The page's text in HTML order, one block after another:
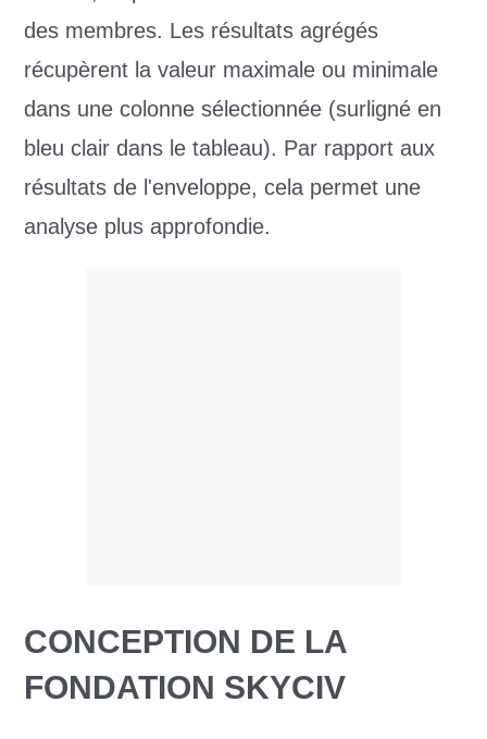
des membres. Les résultats agrégés
récupèrent la valeur maximale ou minimale
dans une colonne sélectionnée (surligné en
bleu clair dans le tableau). Par rapport aux
résultats de l'enveloppe, cela permet une
analyse plus approfondie.
CONCEPTION DE LA
FONDATION SKYCIV